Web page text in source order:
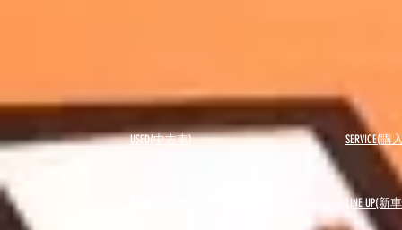
USED(中古車) SERVICE(
LINE UP(新